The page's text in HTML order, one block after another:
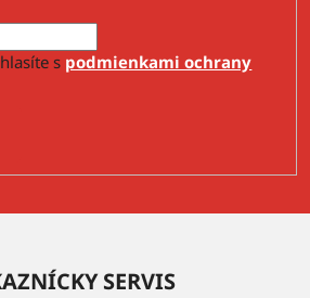
s podmienkami ochrany
SERVIS